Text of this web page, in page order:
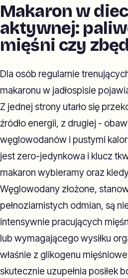
Makaron w
aktywnej:
mięśni czy
Dla osób regularnie
makaronu w jadłospisie
Z jednej strony utarło się
źródło energii, z drugiej -
węglowodanów i pustymi
jest zero-jedynkowa i klucz
makaron wybieramy oraz
Węglowodany złożone,
pełnoziarnistych odmian, są
intensywnie pracujących
lub wymagającego wysiłku
właśnie z glikogenu
skutecznie uzupełnia posiłek